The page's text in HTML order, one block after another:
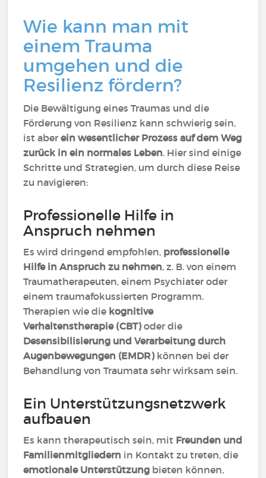
Wie kann man mit
einem Trauma
umgehen und die
Resilienz fördern?
Die Bewältigung eines Traumas und die
Förderung von Resilienz kann schwierig sein,
ist aberein wesentlicher Prozess auf dem Weg
zurück in ein normales Leben. Hier sind einige
Schritte und Strategien, um durch diese Reise
zu navigieren:
Professionelle Hilfe in
Anspruch nehmen
Es wird dringend empfohlen, professionelle
Hilfe in Anspruch zu nehmen, z. B. von einem
Traumatherapeuten, einem Psychiater oder
einem traumafokussierten Programm.
Therapien wie die kognitive
Verhaltenstherapie (CBT)oder die
Desensibilisierung und Verarbeitung durch
Augenbewegungen (EMDR)können bei der
Behandlung von Traumata sehr wirksam sein.
Ein Unterstützungsnetzwerk
aufbauen
Es kann therapeutisch sein, mit Freunden und
Familienmitgliedern in Kontakt zu treten, die
emotionale Unterstützung bieten können,